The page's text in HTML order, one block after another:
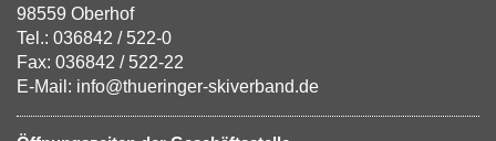
98559 Oberhof
Tel.: 036842 / 522-0
Fax: 036842 / 522-22
E-Mail: info@thueringer-skiverband.de